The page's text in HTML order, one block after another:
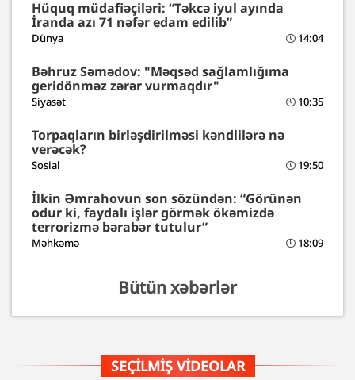
Hüquq müdafiəçiləri: “Təkcə iyul ayında
İranda azı 71 nəfər edam edilib”
Dünya 14:04
Bəhruz Səmədov: "Məqsəd sağlamlığıma
geridönməz zərər vurmaqdır"
Siyasət 10:35
Torpaqların birləşdirilməsi kəndlilərə nə
verəcək?
Sosial 19:50
İlkin Əmrahovun son sözündən: “Görünən
odur ki, faydalı işlər görmək ökəmizdə
terrorizmə bərabər tutulur”
Məhkəmə 18:09
Bütün xəbərlər
SEÇILMIŞ VIDEOLAR